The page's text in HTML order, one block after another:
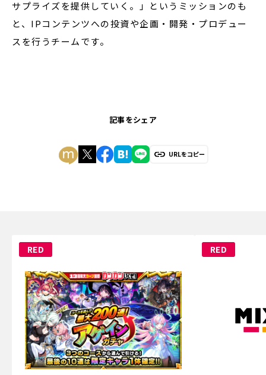
サプライズを提供していく。」というミッションのも
と、IPコンテンツへの投資や企画・開発・プロデュー
スを行うチームです。
記事をシェア
URLをコピー
RED RED